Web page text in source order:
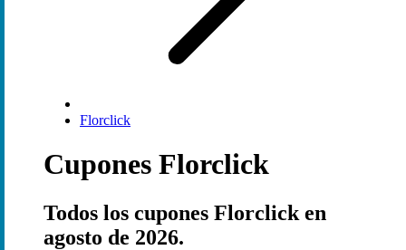
Florclick
Cupones Florclick
Todos los cupones Florclick en
agosto de 2026.